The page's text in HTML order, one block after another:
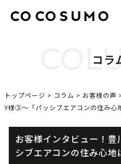
コラ
トップページ > コラム > お客様の声
Y様③〜「パッシブエアコンの住み心
お客様インタビュー！
シブエアコンの住み心地